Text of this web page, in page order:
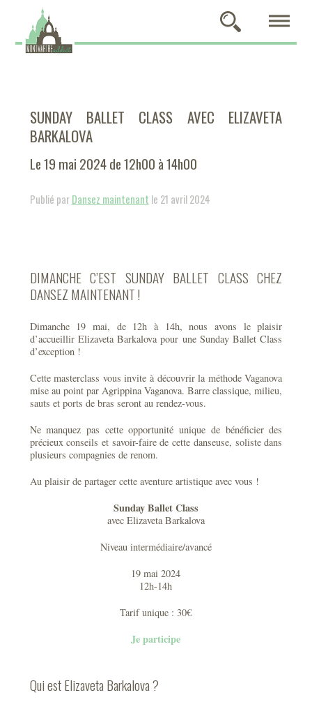
SUNDAY BALLET CLASS AVEC ELIZAVETA
BARKALOVA
Le 19 mai 2024 de 12h00 à 14h00
Publié parDansez maintenant le 21 avril 2024
DIMANCHE C’EST SUNDAY BALLET CLASS CHEZ
DANSEZ MAINTENANT !
Dimanche 19 mai, de 12h à 14h, nous avons le plaisir
d’accueillir Elizaveta Barkalova pour une Sunday Ballet Class
d’exception !
Cette masterclass vous invite à découvrir la méthode Vaganova
mise au point par Agrippina Vaganova. Barre classique, milieu,
sauts et ports de bras seront au rendez-vous.
Ne manquez pas cette opportunité unique de bénéficier des
précieux conseils et savoir-faire de cette danseuse, soliste dans
plusieurs compagnies de renom.
Au plaisir de partager cette aventure artistique avec vous !
Sunday Ballet Class
avec Elizaveta Barkalova
Niveau intermédiaire/avancé
19 mai 2024
12h-14h
Tarif unique : 30€
Je participe
Qui est Elizaveta Barkalova ?